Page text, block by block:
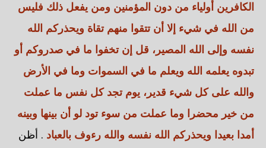
الكافرين أولياء من دون المؤمنين ومن يفعل ذلك فليس
من الله في شيء إلا أن تتقوا منهم تقاة ويحذركم الله
نفسه وإلى الله المصير، قل إن تخفوا ما في صدروكم أو
تبدوه يعلمه الله ويعلم ما في السموات وما في الأرض
والله على كل شيء قدير، يوم تجد كل نفس ما عملت
من خير محضرا وما عملت من سوء تود لو أن بينها وبينه
أمدا بعيدا ويحذركم الله نفسه والله رءوف بالعباد . أظن